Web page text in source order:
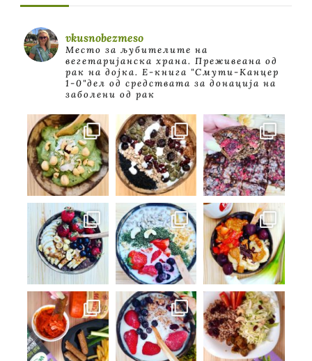
vkusnobezmeso
Место за љубителите на
вегетаријанска храна. Преживеана од
рак на дојка. E-книга "Смути-Канцер
1-0"дел од средствата за донација на
заболени од рак